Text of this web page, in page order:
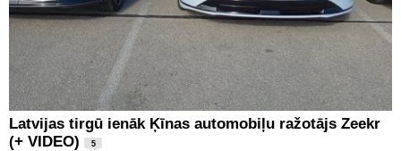
Latvijas tirgū ienāk Ķīnas automobiļu ražotājs Zeekr
(+ VIDEO)
5